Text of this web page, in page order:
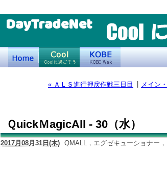
DayTradeNet
« ＡＬＳ進行押戻作戦三日目 メイン
ＱuickＭagicAll - 30（水）
2017月08月31日(木) QMALL，エグゼキューショナー